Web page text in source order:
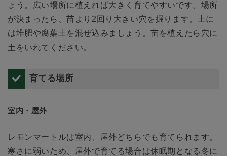
ょう。広い場所に植えれば大きく育てやすいです。場所
が決まったら、苗より2回り大きい穴を掘ります。土に
は堆肥や腐葉土を混ぜ込みましょう。苗を植えたら穴に
土をいれてください。
育てる場所
室内・屋外
レモンマートルは室内、屋外どちらでも育てられます。
寒さに弱いため、屋外で育てる場合は休眠期となる冬に